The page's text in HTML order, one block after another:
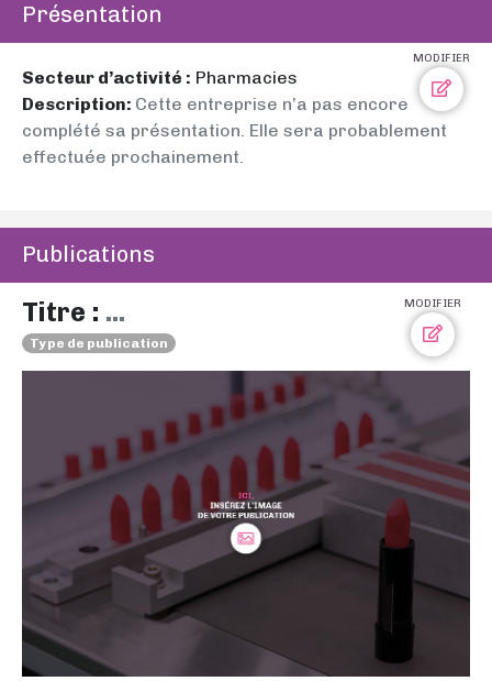
Présentation
MODIFIER
Secteur d’activité : Pharmacies
Description: Cette entreprise n’a pas encore
complété sa présentation. Elle sera probablement
effectuée prochainement.
Publications
MODIFIER
Titre : ...
Type de publication